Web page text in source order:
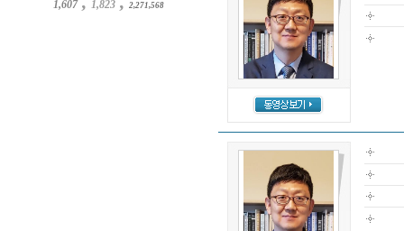
1,607 1,823 2,271,568